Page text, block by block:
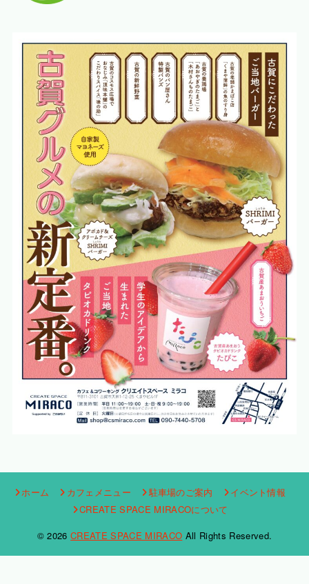
ホーム カフェメニュー 駐車場のご案内
イベント情報
CREATE SPACE MIRACOについて
© 2026CREATE SPACE MIRACO All Rights Reserved.